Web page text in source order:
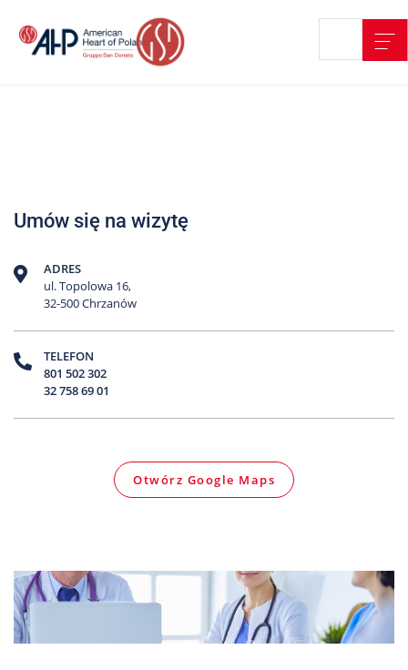
treści
Edukacja
Pacjenta
nas
AHP
Media
801
502
Umów się na wizytę
ADRES
ul. Topolowa 16,
32-500 Chrzanów
TELEFON
801 502 302
32 758 69 01
Otwórz Google Maps